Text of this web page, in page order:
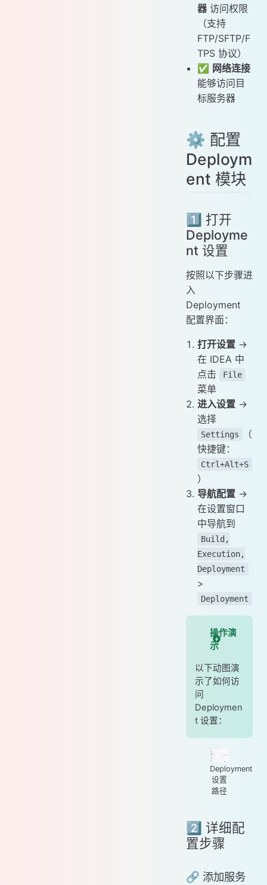
器访问权限
（支持
FTP/SFTP/F
TPS 协议）
✅ 网络连接
能够访问目
标服务器
⚙️ 配置
Deploym
ent 模块
1️⃣ 打开
Deployme
nt 设置
按照以下步骤进
入
Deployment
配置界面：
打开设置 →
在 IDEA 中
点击
File
菜单
进入设置 →
选择
Settings
（
快捷键：
Ctrl+Alt+S
）
导航配置 →
在设置窗口
中导航到
Build,
Execution,
Deployment
>
Deployment
操作演
示
以下动图演
示了如何访
问
Deploymen
t 设置：
Deployment
设置
路径
2️⃣ 详细配
置步骤
🔗 添加服务